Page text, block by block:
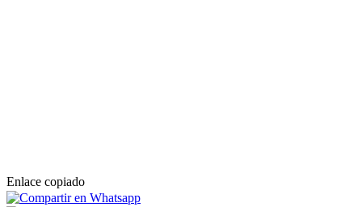
Enlace copiado